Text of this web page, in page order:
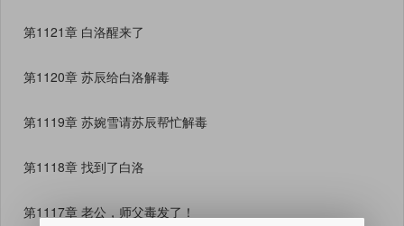
第1121章 白洛醒来了
第1120章 苏辰给白洛解毒
第1119章 苏婉雪请苏辰帮忙解毒
第1118章 找到了白洛
第1117章 老公，师父毒发了！